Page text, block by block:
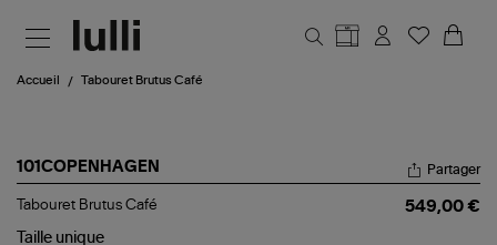
Accueil Tabouret Brutus Café
101COPENHAGEN
Tabouret
Café
Partager
Tabouret Brutus Café
549,00 €
Taille unique